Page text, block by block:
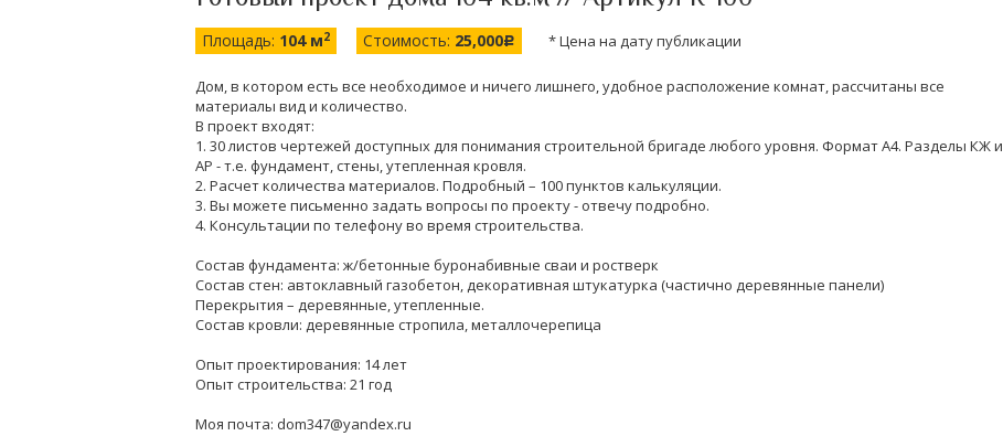
Площадь: 104 м2 Стоимость: 25,000c * Цена на дату публикации
Дом, в котором есть все необходимое и ничего лишнего, удобное расположение комнат, рассчитаны все
материалы вид и количество.
В проект входят:
1. 30 листов чертежей доступных для понимания строительной бригаде любого уровня. Формат А4. Разделы КЖ и
АР - т.е. фундамент, стены, утепленная кровля.
2. Расчет количества материалов. Подробный – 100 пунктов калькуляции.
3. Вы можете письменно задать вопросы по проекту - отвечу подробно.
4. Консультации по телефону во время строительства.
Состав фундамента: ж/бетонные буронабивные сваи и ростверк
Состав стен: автоклавный газобетон, декоративная штукатурка (частично деревянные панели)
Перекрытия – деревянные, утепленные.
Состав кровли: деревянные стропила, металлочерепица
Опыт проектирования: 14 лет
Опыт строительства: 21 год
Моя почта: dom347@yandex.ru